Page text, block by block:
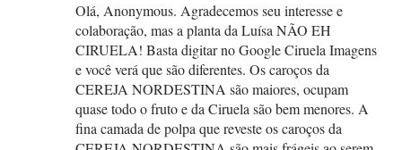
Olá, Anonymous. Agradecemos seu interesse e
colaboração, mas a planta da Luísa NÃO EH
CIRUELA! Basta digitar no Google Ciruela Imagens
e você verá que são diferentes. Os caroços da
CEREJA NORDESTINA são maiores, ocupam
quase todo o fruto e da Ciruela são bem menores. A
fina camada de polpa que reveste os caroços da